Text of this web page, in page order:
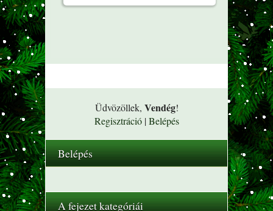
Üdvözöllek, Vendég!
Regisztráció|Belépés
Belépés
A fejezet kategóriái